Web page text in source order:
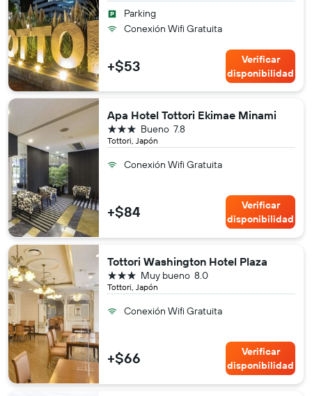
Parking
Conexión Wifi Gratuita
+$53
Verificar
disponibilidad
Apa Hotel Tottori Ekimae Minami
Tottori, Japón
7.8
Bueno
3 estrellas
Conexión Wifi Gratuita
+$84
Verificar
disponibilidad
Tottori Washington Hotel Plaza
Tottori, Japón
8.0
Muy bueno
3 estrellas
Conexión Wifi Gratuita
+$66
Verificar
disponibilidad